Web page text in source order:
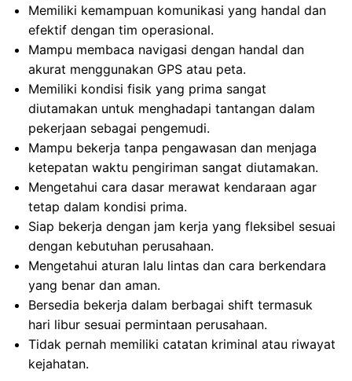
Memiliki kemampuan komunikasi yang handal dan
efektif dengan tim operasional.
Mampu membaca navigasi dengan handal dan
akurat menggunakan GPS atau peta.
Memiliki kondisi fisik yang prima sangat
diutamakan untuk menghadapi tantangan dalam
pekerjaan sebagai pengemudi.
Mampu bekerja tanpa pengawasan dan menjaga
ketepatan waktu pengiriman sangat diutamakan.
Mengetahui cara dasar merawat kendaraan agar
tetap dalam kondisi prima.
Siap bekerja dengan jam kerja yang fleksibel sesuai
dengan kebutuhan perusahaan.
Mengetahui aturan lalu lintas dan cara berkendara
yang benar dan aman.
Bersedia bekerja dalam berbagai shift termasuk
hari libur sesuai permintaan perusahaan.
Tidak pernah memiliki catatan kriminal atau riwayat
kejahatan.